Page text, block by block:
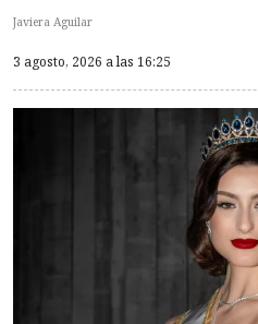
Javiera Aguilar
3 agosto, 2026 a las 16:25